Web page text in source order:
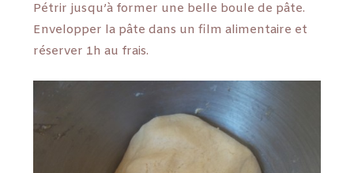
Pétrir jusqu’à former une belle boule de pâte.
Envelopper la pâte dans un film alimentaire et
réserver 1h au frais.